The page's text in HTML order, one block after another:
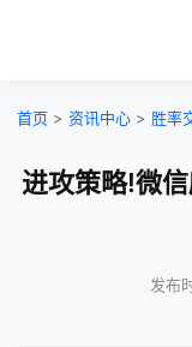
首页 > 资讯中心 > 胜率
进攻策略!微
发布